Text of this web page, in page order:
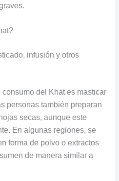
infusión y otros
del Khat es masticar
personas también preparan
secas, aunque este
En algunas regiones, se
forma de polvo o extractos
de manera similar a